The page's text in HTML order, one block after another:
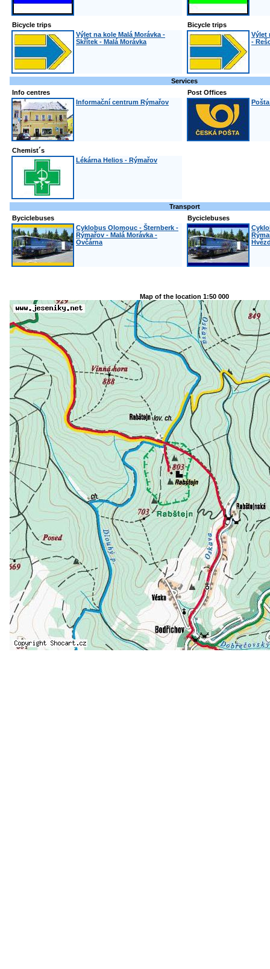
Bicycle trips
Výlet na kole Malá Morávka -
Skřítek - Malá Morávka
Bicycle trips
Výlet
-
Services
Info centres
Informační centrum Rýmařov
Post Offices
Chemist´s
Lékárna Helios - Rýmařov
Transport
Byciclebuses
Cyklobus Olomouc - Šternberk -
Rýmařov - Malá Morávka -
Ovčárna
Byciclebuses
Map of the location 1:50 000